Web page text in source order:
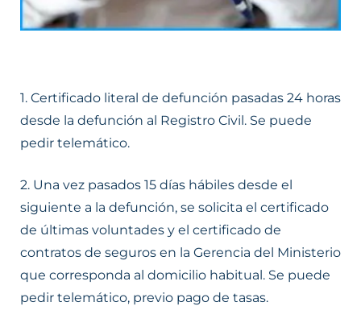
1. Certificado literal de defunción pasadas 24 horas
desde la defunción al Registro Civil. Se puede
pedir telemático.
2. Una vez pasados 15 días hábiles desde el
siguiente a la defunción, se solicita el certificado
de últimas voluntades y el certificado de
contratos de seguros en la Gerencia del Ministerio
que corresponda al domicilio habitual. Se puede
pedir telemático, previo pago de tasas.